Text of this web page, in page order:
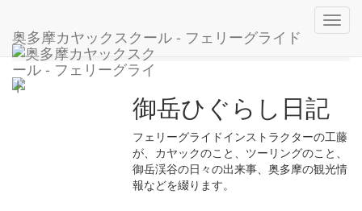
奥多摩カヤックスクール - フェリーグライド
フェリーグライドの白丸湖カヤック体験はこんな感じで
す。
御岳ひぐらし日記
フェリーグライドインストラクターの工藤
が、カヤックのこと、ツーリングのこと、
御岳渓谷の日々の出来事、奥多摩の観光情
報などを綴ります。